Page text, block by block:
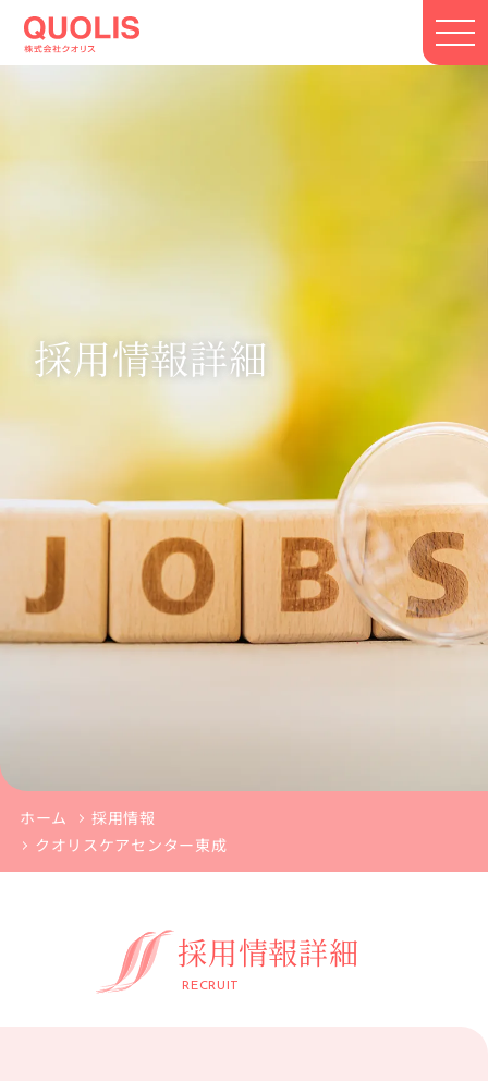
採用情報詳細
ホーム
採用情報
クオリスケアセンター東成
採用情報詳細
RECRUIT